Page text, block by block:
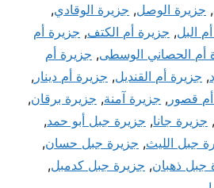
, جزيرة الوصل, جزيرة الوقادي,
البل, جزيرة أم الكتف, جزيرة أم
أم الحصاني الوسطى, جزيرة أم
, جزيرة أم القنديل, جزيرة أم دينار ,
قصور , جزيرة آمنة, جزيرة برقان,
, جزيرة جانا, جزيرة جبل أبو حمد,
جبل الليث, جزيرة جبل حسان,
جبل ذهبان, جزيرة جبل كدمبل,